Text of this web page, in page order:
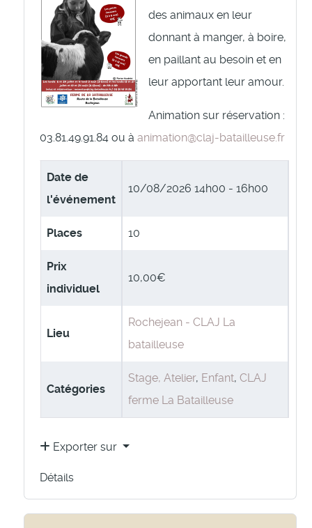
des animaux en leur
donnant à manger, à boire,
en paillant au besoin et en
leur apportant leur amour.
Animation sur réservation :
03.81.49.91.84 ou à animation@claj-batailleuse.fr
Date de
l'événement
10/08/2026 14h00 - 16h00
Places 10
Prix
individuel
10,00€
Lieu
Rochejean - CLAJ La
batailleuse
Catégories
Stage, Atelier, Enfant, CLAJ
ferme La Batailleuse
Exporter sur
Détails